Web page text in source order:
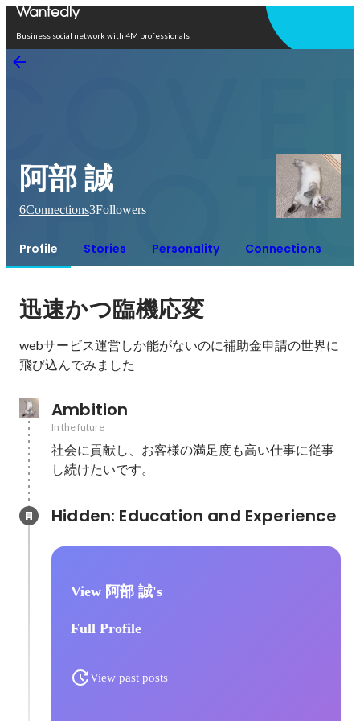
Business social network with 4M professionals
阿部 誠
6Connections3Followers
Profile Stories Personality Connections
迅速かつ臨機応変
webサービス運営しか能がないのに補助金申請の世界に
飛び込んでみました
Ambition
In the future
社会に貢献し、お客様の満足度も高い仕事に従事
し続けたいです。
View 阿部 誠's
Full Profile
View past posts